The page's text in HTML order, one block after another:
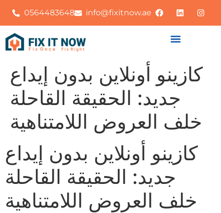
0564483648 info@fixitnow.ae
كازينو أونلاين بدون إيداع
جديد: الحقيقة القاحلة
خلف العروض اللامتناهية
كازينو أونلاين بدون إيداع
جديد: الحقيقة القاحلة
خلف العروض اللامتناهية